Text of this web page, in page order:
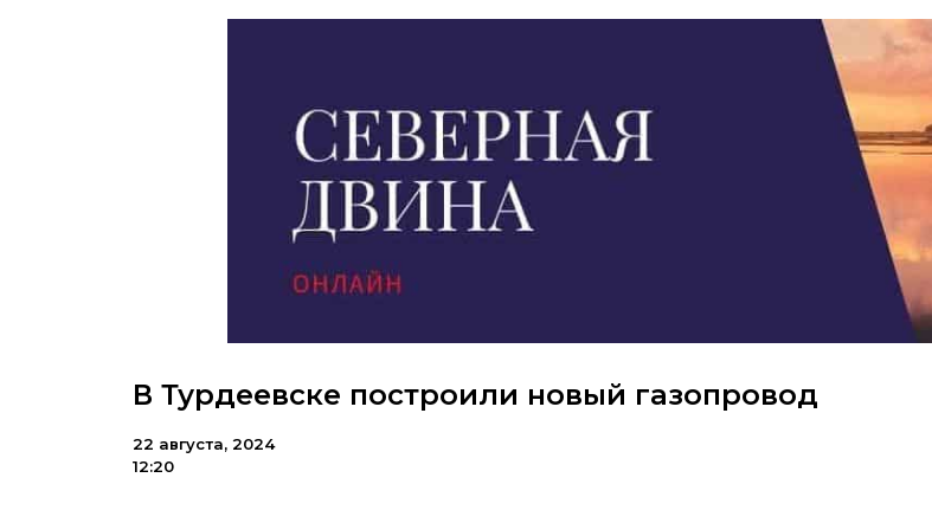
В Турдеевске построили новый газопровод
22 августа, 2024
12:20